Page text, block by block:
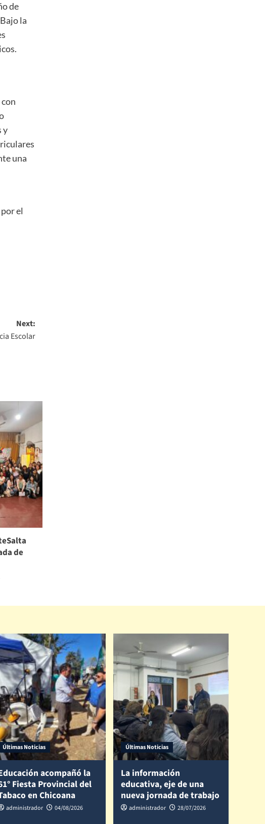
de
la
y
una
el
Next:
Escolar
de
Últimas Noticias
acompañó la
Fiesta Provincial del
en Chicoana
administrador 04/08/2026
Últimas Noticias
La información
educativa, eje de una
nueva jornada de trabajo
administrador 28/07/2026